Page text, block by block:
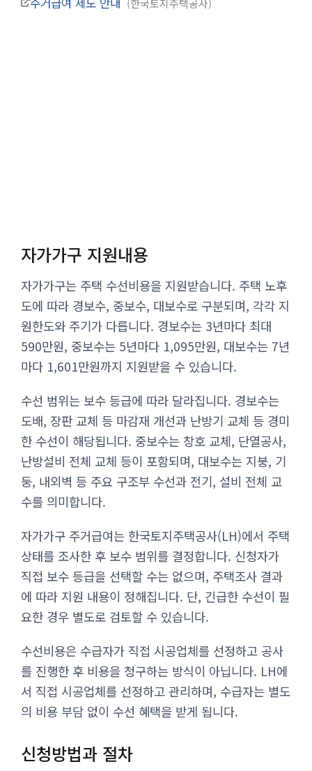
한국토지주택공사
자가가구 지원내용
자가가구는 주택 수선비용을 지원받습니다. 주택 노후
도에 따라 경보수, 중보수, 대보수로 구분되며, 각각 지
원한도와 주기가 다릅니다. 경보수는 3년마다 최대
590만원, 중보수는 5년마다 1,095만원, 대보수는 7년
마다 1,601만원까지 지원받을 수 있습니다.
수선 범위는 보수 등급에 따라 달라집니다. 경보수는
도배, 장판 교체 등 마감재 개선과 난방기 교체 등 경미
한 수선이 해당됩니다. 중보수는 창호 교체, 단열공사,
난방설비 전체 교체 등이 포함되며, 대보수는 지붕, 기
둥, 내외벽 등 주요 구조부 수선과 전기, 설비 전체 교
수를 의미합니다.
자가가구 주거급여는 한국토지주택공사(LH)에서 주택
상태를 조사한 후 보수 범위를 결정합니다. 신청자가
직접 보수 등급을 선택할 수는 없으며, 주택조사 결과
에 따라 지원 내용이 정해집니다. 단, 긴급한 수선이 필
요한 경우 별도로 검토할 수 있습니다.
수선비용은 수급자가 직접 시공업체를 선정하고 공사
를 진행한 후 비용을 청구하는 방식이 아닙니다. LH에
서 직접 시공업체를 선정하고 관리하며, 수급자는 별도
의 비용 부담 없이 수선 혜택을 받게 됩니다.
신청방법과 절차